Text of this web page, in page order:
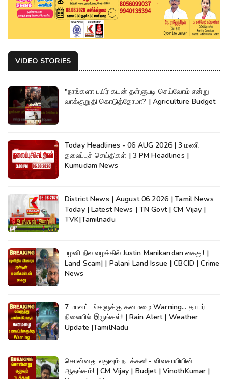
VIDEO STORIES
"நாங்களா பயிர் கடன் தள்ளுபடி செய்வோம் என்று
வாக்குறுதி கொடுத்தோமா? | Agriculture Budget
Today Headlines - 06 AUG 2026 | 3 மணி
தலைப்புச் செய்திகள் | 3 PM Headlines |
Kumudam News
District News | August 06 2026 | Tamil News
Today | Latest News | TN Govt | CM Vijay |
TVK|Tamilnadu
பழனி நில வழக்கில் Justin Manikandan கைது! |
Land Scam| | Palani Land Issue | CBCID | Crime
News
7 மாவட்டங்களுக்கு கனமழை Warning... தயார்
நிலையில் இருங்கள்! | Rain Alert | Weather
Update |TamilNadu
சொன்னது எதுவும் நடக்கல! - விவசாயியின்
ஆதங்கம்! | CM Vijay | Budjet | VinothKumar |